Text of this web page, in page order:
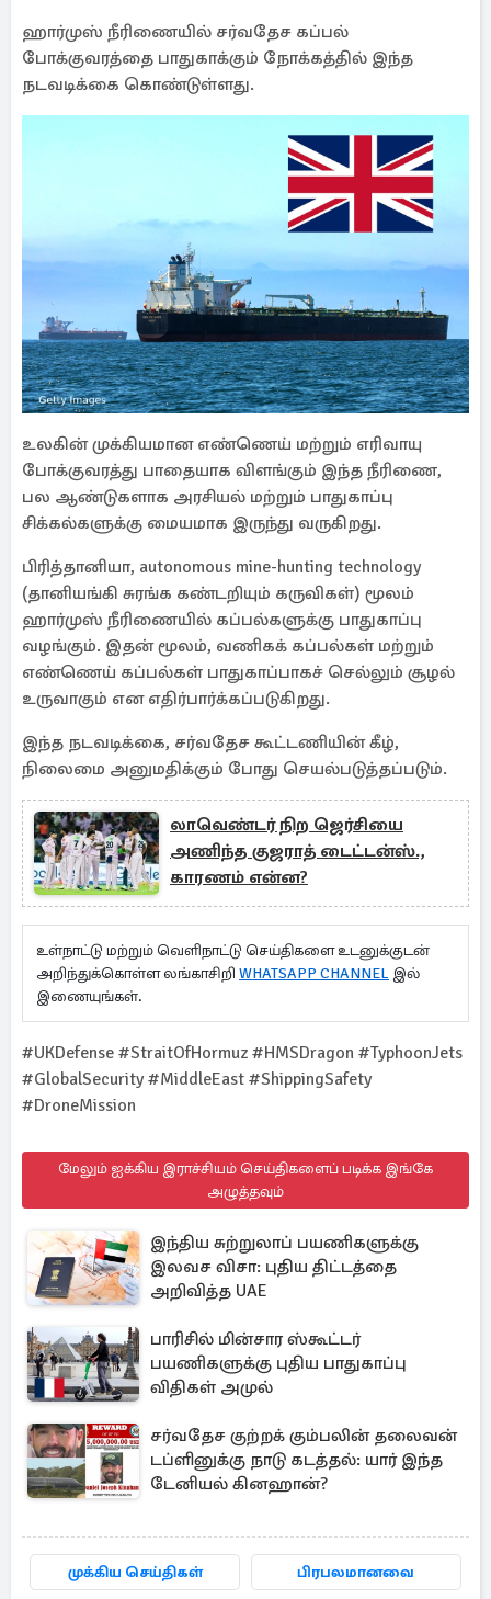
ஹார்முஸ் நீரிணையில் சர்வதேச கப்பல்
போக்குவரத்தை பாதுகாக்கும் நோக்கத்தில் இந்த
நடவடிக்கை கொண்டுள்ளது.
உலகின் முக்கியமான எண்ணெய் மற்றும் எரிவாயு
போக்குவரத்து பாதையாக விளங்கும் இந்த நீரிணை,
பல ஆண்டுகளாக அரசியல் மற்றும் பாதுகாப்பு
சிக்கல்களுக்கு மையமாக இருந்து வருகிறது.
பிரித்தானியா, autonomous mine-hunting technology
(தானியங்கி சுரங்க கண்டறியும் கருவிகள்) மூலம்
ஹார்முஸ் நீரிணையில் கப்பல்களுக்கு பாதுகாப்பு
வழங்கும். இதன் மூலம், வணிகக் கப்பல்கள் மற்றும்
எண்ணெய் கப்பல்கள் பாதுகாப்பாகச் செல்லும் சூழல்
உருவாகும் என எதிர்பார்க்கப்படுகிறது.
இந்த நடவடிக்கை, சர்வதேச கூட்டணியின் கீழ்,
நிலைமை அனுமதிக்கும் போது செயல்படுத்தப்படும்.
லாவெண்டர் நிற ஜெர்சியை
அணிந்த குஜராத் டைட்டன்ஸ்.,
காரணம் என்ன?
உள்நாட்டு மற்றும் வெளிநாட்டு செய்திகளை உடனுக்குடன்
அறிந்துக்கொள்ள லங்காசிறி WHATSAPP CHANNEL இல்
இணையுங்கள்.
#UKDefense #StraitOfHormuz #HMSDragon #TyphoonJets
#GlobalSecurity #MiddleEast #ShippingSafety
#DroneMission
மேலும் ஐக்கிய இராச்சியம் செய்திகளைப் படிக்க இங்கே
அழுத்தவும்
இந்திய சுற்றுலாப் பயணிகளுக்கு
இலவச விசா: புதிய திட்டத்தை
அறிவித்த UAE
பாரிசில் மின்சார ஸ்கூட்டர்
பயணிகளுக்கு புதிய பாதுகாப்பு
விதிகள் அமுல்
சர்வதேச குற்றக் கும்பலின் தலைவன்
டப்ளினுக்கு நாடு கடத்தல்: யார் இந்த
டேனியல் கினஹான்?
முக்கிய செய்திகள் பிரபலமானவை